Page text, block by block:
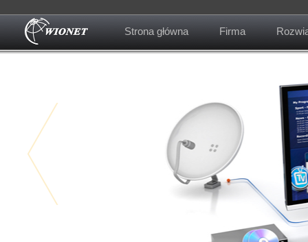
Strona główna Firma